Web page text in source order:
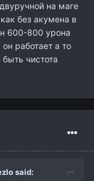
на маге
без акумена в
600-800 урона
работает а то
чистота
said: